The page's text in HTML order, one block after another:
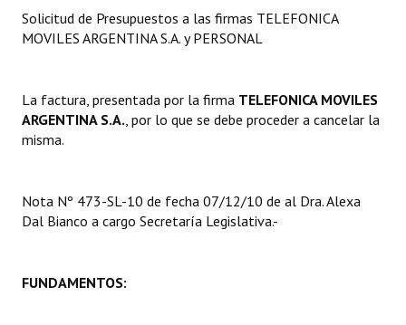
Reglamento Interno
Organigrama
Informes de Gestión
Proyectos Presentados
Solicitud de Presupuestos a las firmas TELEFONICA
MOVILES ARGENTINA S.A. y PERSONAL
La factura, presentada por la firma TELEFONICA MOVILES
ARGENTINA S.A., por lo que se debe proceder a cancelar la
misma.
Nota Nº 473-SL-10 de fecha 07/12/10 de al Dra. Alexa
Dal Bianco a cargo Secretaría Legislativa.-
FUNDAMENTOS: